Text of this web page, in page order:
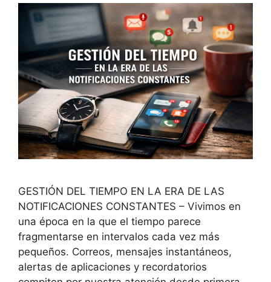
GESTIÓN DEL TIEMPO EN LA ERA DE LAS
NOTIFICACIONES CONSTANTES – Vivimos en
una época en la que el tiempo parece
fragmentarse en intervalos cada vez más
pequeños. Correos, mensajes instantáneos,
alertas de aplicaciones y recordatorios